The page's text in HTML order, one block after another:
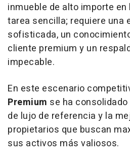
inmueble de alto importe
tarea sencilla; requiere una
sofisticada, un
cliente premium y un
impecable.
En este escenario
Premium se ha
de lujo de referencia y la
propietarios que buscan
sus activos más valiosos.